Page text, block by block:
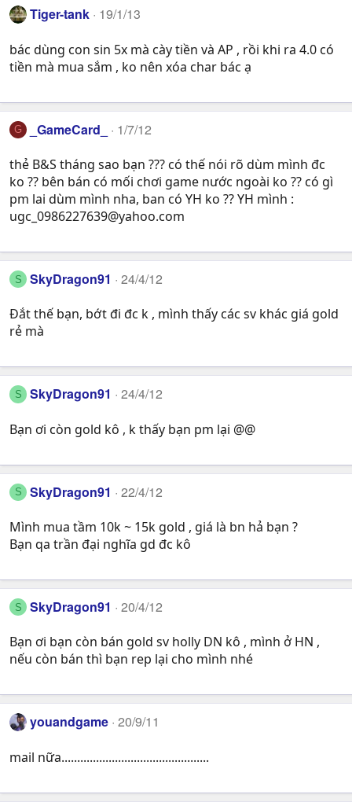
Tiger-tank 19/1/13
bác dùng con sin 5x mà cày tiền và AP , rồi khi ra 4.0 có
tiền mà mua sắm , ko nên xóa char bác ạ
G _GameCard_ 1/7/12
thẻ B&S tháng sao bạn ??? có thế nói rõ dùm mình đc
ko ?? bên bán có mối chơi game nước ngoài ko ?? có gì
pm lai dùm mình nha, ban có YH ko ?? YH mình :
ugc_0986227639@yahoo.com
S SkyDragon91 24/4/12
Đắt thế bạn, bớt đi đc k , mình thấy các sv khác giá gold
rẻ mà
S SkyDragon91 24/4/12
Bạn ơi còn gold kô , k thấy bạn pm lại @@
S SkyDragon91 22/4/12
Mình mua tầm 10k ~ 15k gold , giá là bn hả bạn ?
Bạn qa trần đại nghĩa gd đc kô
S SkyDragon91 20/4/12
Bạn ơi bạn còn bán gold sv holly DN kô , mình ở HN ,
nếu còn bán thì bạn rep lại cho mình nhé
youandgame 20/9/11
mail nữa...............................................